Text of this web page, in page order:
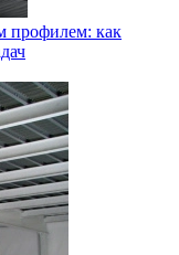
профилем: как